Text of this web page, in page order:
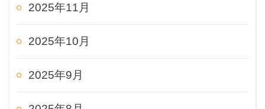
2025年11月
2025年10月
2025年9月